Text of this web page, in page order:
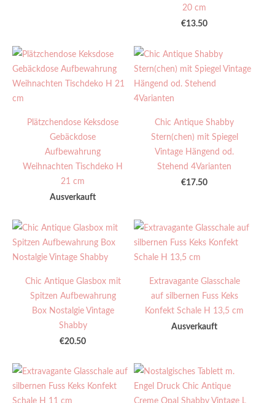
20 cm
€13.50
Plätzchendose Keksdose
Gebäckdose
Aufbewahrung
Weihnachten Tischdeko H
21 cm
Ausverkauft
Chic Antique Shabby
Stern(chen) mit Spiegel
Vintage Hängend od.
Stehend 4Varianten
€17.50
Chic Antique Glasbox mit
Spitzen Aufbewahrung
Box Nostalgie Vintage
Shabby
€20.50
Extravagante Glasschale
auf silbernen Fuss Keks
Konfekt Schale H 13,5 cm
Ausverkauft